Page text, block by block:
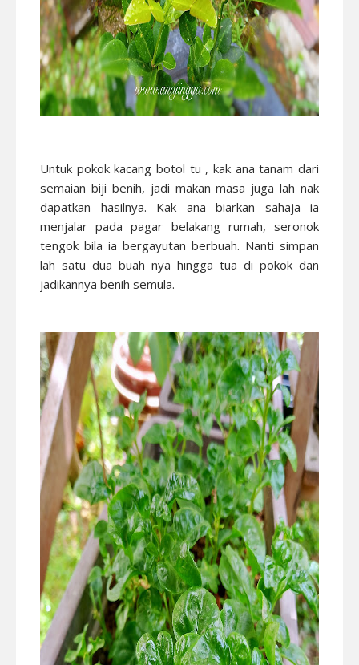
Untuk pokok kacang botol tu , kak ana tanam dari
semaian biji benih, jadi makan masa juga lah nak
dapatkan hasilnya. Kak ana biarkan sahaja ia
menjalar pada pagar belakang rumah, seronok
tengok bila ia bergayutan berbuah. Nanti simpan
lah satu dua buah nya hingga tua di pokok dan
jadikannya benih semula.